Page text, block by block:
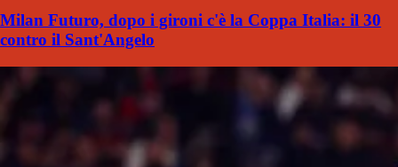
Milan Futuro, dopo i gironi c'è la Coppa Italia: il 30
contro il Sant'Angelo